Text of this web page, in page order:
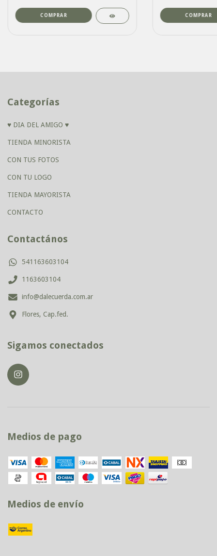
COMPRAR COMPRAR
Categorías
♥ DIA DEL AMIGO ♥
TIENDA MINORISTA
CON TUS FOTOS
CON TU LOGO
TIENDA MAYORISTA
CONTACTO
Contactános
541163603104
1163603104
info@dalecuerda.com.ar
Flores, Cap.fed.
Sigamos conectados
Medios de pago
Medios de envío